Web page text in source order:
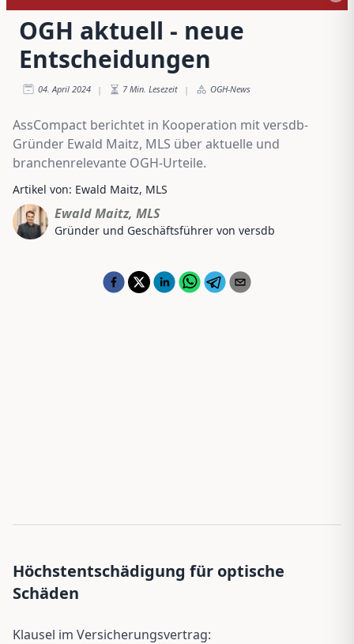
OGH aktuell - neue
Entscheidungen
04. April 2024 | 7 Min. Lesezeit | OGH-News
AssCompact berichtet in Kooperation mit versdb-
Gründer Ewald Maitz, MLS über aktuelle und
branchenrelevante OGH-Urteile.
Artikel von: Ewald Maitz, MLS
Ewald Maitz, MLS
Gründer und Geschäftsführer von versdb
Höchstentschädigung für optische
Schäden
Klausel im Versicherungsvertrag: